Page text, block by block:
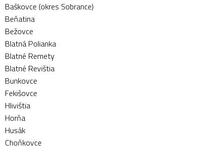
Baškovce (okres Sobrance)
Beňatina
Bežovce
Blatná Polianka
Blatné Remety
Blatné Revištia
Bunkovce
Fekišovce
Hlivištia
Horňa
Husák
Choňkovce